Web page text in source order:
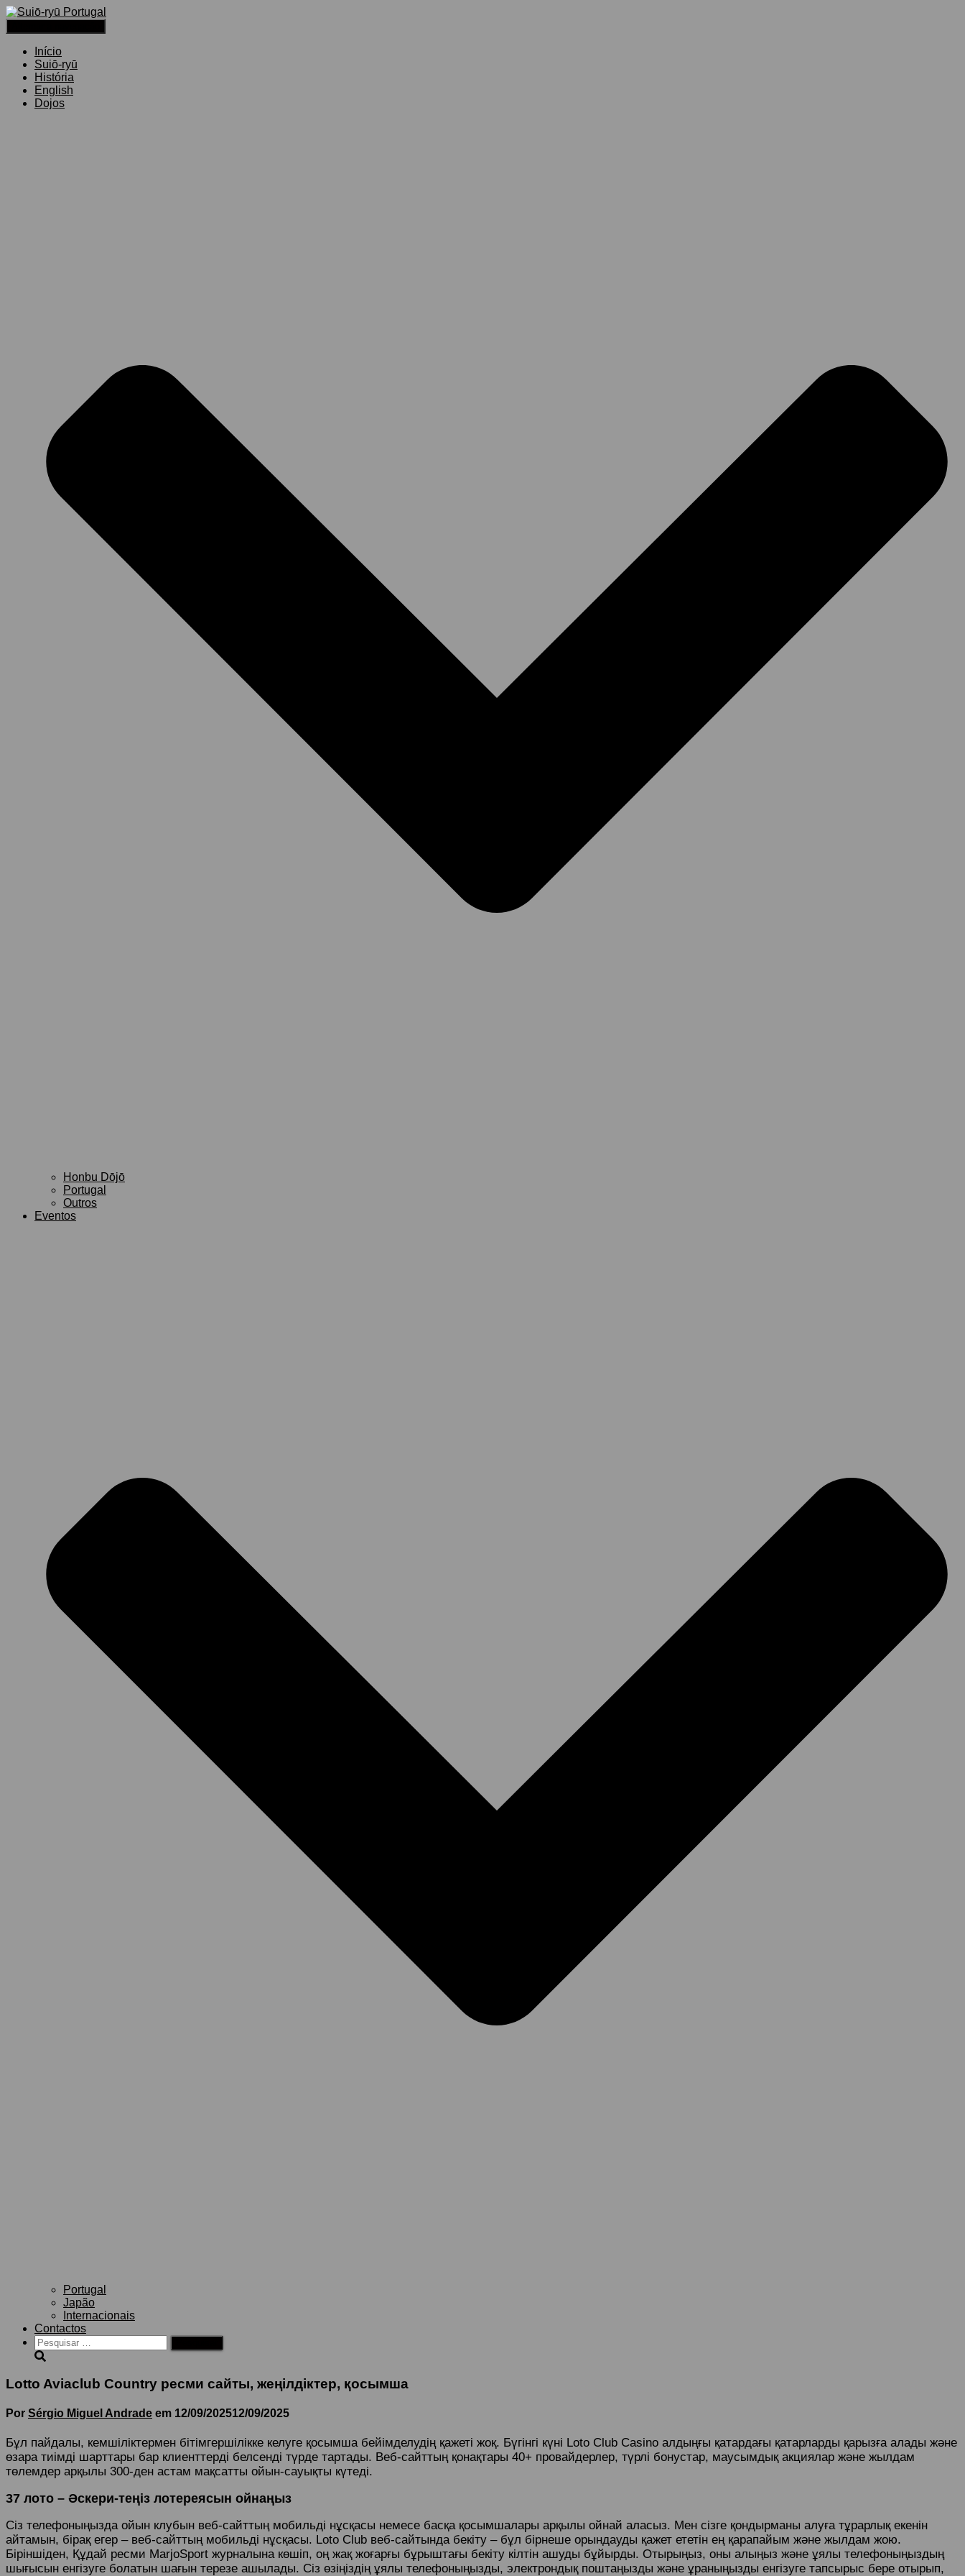
Início
Suiō-ryū
História
English
Dojos
Honbu Dōjō
Portugal
Outros
Eventos
Portugal
Japão
Internacionais
Contactos
Pesquisar
por:
Lotto Aviaclub Country ресми сайты, жеңілдіктер, қосымша
Por Sérgio Miguel Andrade em 12/09/202512/09/2025
Бұл пайдалы, кемшіліктермен бітімгершілікке келуге қосымша бейімделудің қажеті жоқ. Бүгінгі күні Loto Club Casino алдыңғы қатардағы қатарларды қарызға алады және
өзара тиімді шарттары бар клиенттерді белсенді түрде тартады. Веб-сайттың қонақтары 40+ провайдерлер, түрлі бонустар, маусымдық акциялар және жылдам
төлемдер арқылы 300-ден астам мақсатты ойын-сауықты күтеді.
37 лото – Әскери-теңіз лотереясын ойнаңыз
Сіз телефоныңызда ойын клубын веб-сайттың мобильді нұсқасы немесе басқа қосымшалары арқылы ойнай аласыз. Мен сізге қондырманы алуға тұрарлық екенін
айтамын, бірақ егер – веб-сайттың мобильді нұсқасы. Loto Club веб-сайтында бекіту – бұл бірнеше орындауды қажет ететін ең қарапайым және жылдам жою.
Біріншіден, Құдай ресми MarjoSport журналына көшіп, оң жақ жоғарғы бұрыштағы бекіту кілтін ашуды бұйырды. Отырыңыз, оны алыңыз және ұялы телефоныңыздың
шығысын енгізуге болатын шағын терезе ашылады. Сіз өзіңіздің ұялы телефоныңызды, электрондық поштаңызды және ұраныңызды енгізуге тапсырыс бере отырып,